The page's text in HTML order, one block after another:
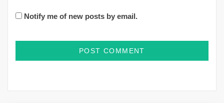
Notify me of new posts by email.